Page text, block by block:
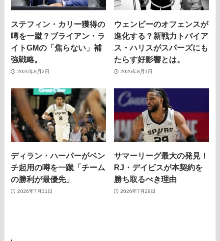
ステフィン・カリー獲得の
噂を一蹴？ブライアン・ラ
イトGMの「焦らない」補
強戦略。
2026年8月2日
ウェンビーのオフェンスが
進化する？新戦力トバイア
ス・ハリスがスパーズにも
たらす好影響とは。
2026年8月1日
ディラン・ハーパーがベン
チ起用の噂を一蹴「チーム
の勝利が最優先」
2026年7月31日
サマーリーグ最大の発見！
RJ・デイビスが本契約を
勝ち取るべき理由
2026年7月29日